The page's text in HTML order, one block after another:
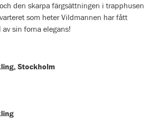
den skarpa färgsättningen i trapphusen
som heter Vildmannen har fått
sin forna elegans!
Stockholm